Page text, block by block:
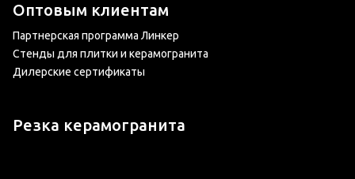
Оптовым клиентам
Партнерская программа Линкер
Стенды для плитки и керамогранита
Дилерские сертификаты
Резка керамогранита